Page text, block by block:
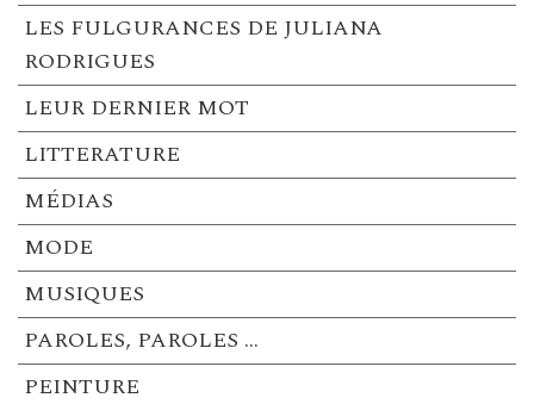
LES FULGURANCES DE JULIANA
RODRIGUES
LEUR DERNIER MOT
LITTERATURE
MÉDIAS
MODE
MUSIQUES
PAROLES, PAROLES …
PEINTURE